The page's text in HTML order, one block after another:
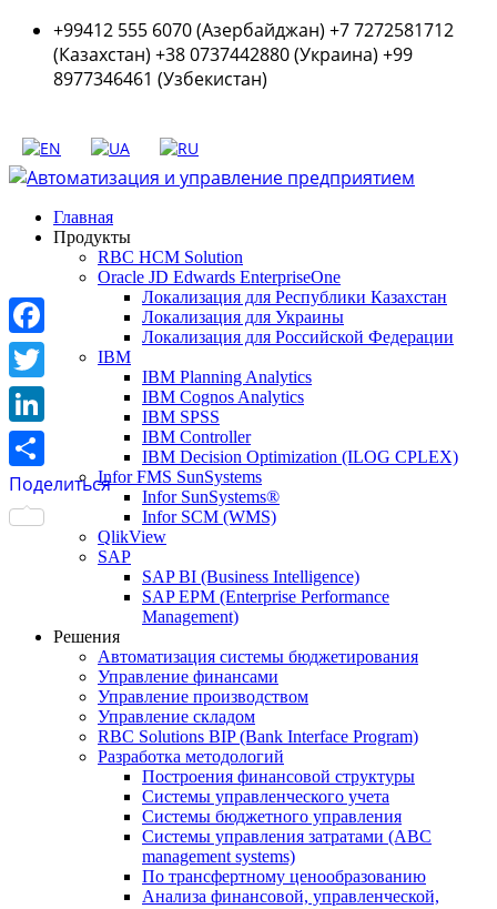
+99412 555 6070 (Азербайджан) +7 7272581712
(Казахстан) +38 0737442880 (Украина) +99
8977346461 (Узбекистан)
Главная
Продукты
RBC HCM Solution
Oracle JD Edwards EnterpriseOne
Локализация для Республики Казахстан
Локализация для Украины
Локализация для Российской Федерации
IBM
IBM Planning Analytics
IBM Cognos Analytics
IBM SPSS
IBM Controller
IBM Decision Optimization (ILOG CPLEX)
Infor FMS SunSystems
Infor SunSystems®
Infor SCM (WMS)
QlikView
SAP
SAP BI (Business Intelligence)
SAP EPM (Enterprise Performance
Management)
Решения
Автоматизация системы бюджетирования
Управление финансами
Управление производством
Управление складом
RBC Solutions BIP (Bank Interface Program)
Разработка методологий
Построения финансовой структуры
Системы управленческого учета
Системы бюджетного управления
Системы управления затратами (АBC
management systems)
По трансфертному ценообразованию
Анализа финансовой, управленческой,
Facebook
Twitter
LinkedIn
Поделиться